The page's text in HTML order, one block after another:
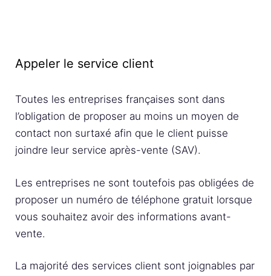
Appeler le service client
Toutes les entreprises françaises sont dans
l’obligation de proposer au moins un moyen de
contact non surtaxé afin que le client puisse
joindre leur service après-vente (SAV).
Les entreprises ne sont toutefois pas obligées de
proposer un numéro de téléphone gratuit lorsque
vous souhaitez avoir des informations avant-
vente.
La majorité des services client sont joignables par